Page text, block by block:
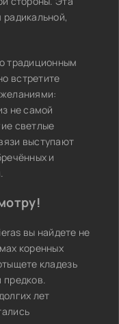
радикальной,
традиционным
встретите
не самой
светлые
выступают
и
вы найдете не
коренных
кладезь
предков.
лет